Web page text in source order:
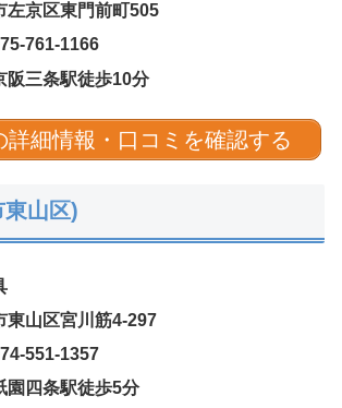
左京区東門前町505
761-1166
阪三条駅徒歩10分
詳細情報・口コミを確認する
山区)
東山区宮川筋4-297
551-1357
園四条駅徒歩5分